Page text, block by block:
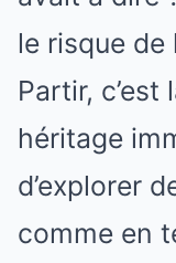
le risque de
Partir,
héritage
d’explorer
comme en